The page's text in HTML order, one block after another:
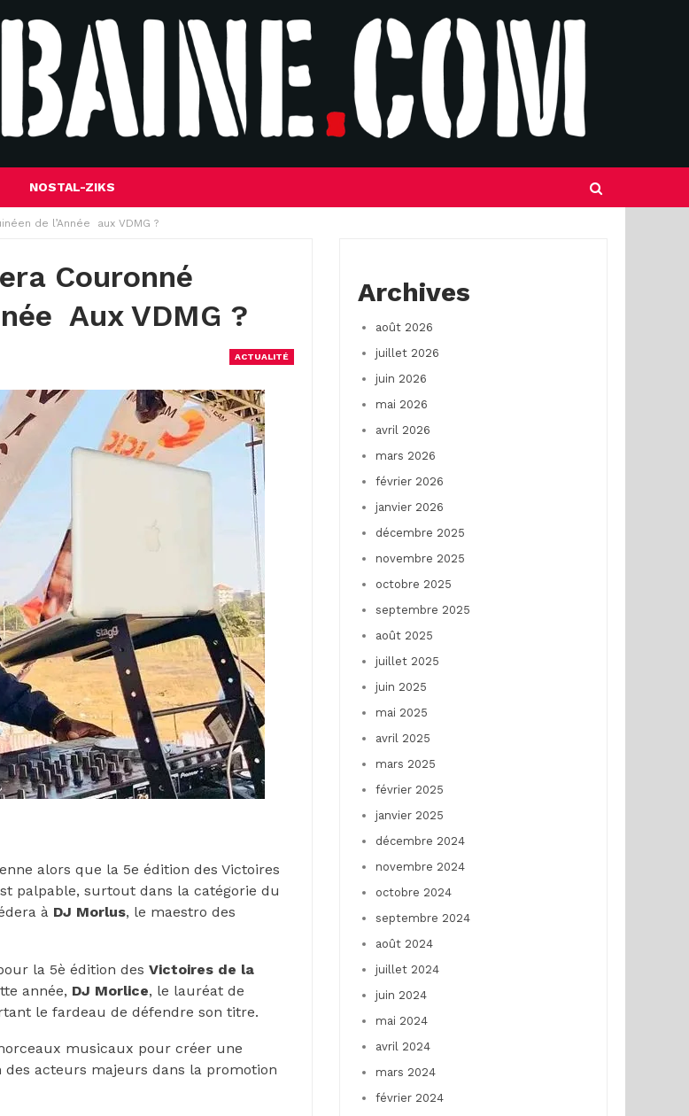
NOSTAL-ZIKS
de l’Année aux VDMG ?
Couronné
Aux VDMG ?
ACTUALITÉ
alors que la 5e édition des Victoires
palpable, surtout dans la catégorie du
à DJ Morlus, le maestro des
la 5è édition des Victoires de la
année, DJ Morlice, le lauréat de
le fardeau de défendre son titre.
musicaux pour créer une
acteurs majeurs dans la promotion
Archives
août 2026
juillet 2026
juin 2026
mai 2026
avril 2026
mars 2026
février 2026
janvier 2026
décembre 2025
novembre 2025
octobre 2025
septembre 2025
août 2025
juillet 2025
juin 2025
mai 2025
avril 2025
mars 2025
février 2025
janvier 2025
décembre 2024
novembre 2024
octobre 2024
septembre 2024
août 2024
juillet 2024
juin 2024
mai 2024
avril 2024
mars 2024
février 2024